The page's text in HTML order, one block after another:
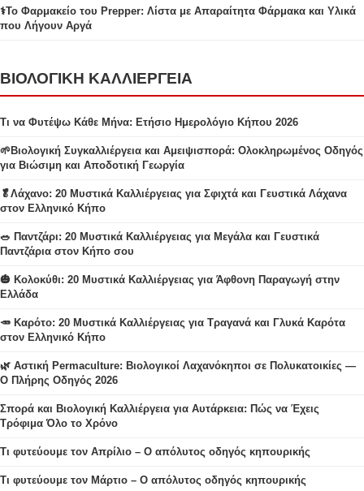
⚕️Το Φαρμακείο του Prepper: Λίστα με Απαραίτητα Φάρμακα και Υλικά
που Λήγουν Αργά
ΒΙΟΛΟΓΙΚΗ ΚΑΛΛΙΕΡΓΕΙΑ
Τι να Φυτέψω Κάθε Μήνα: Ετήσιο Ημερολόγιο Κήπου 2026
🌱Βιολογική Συγκαλλιέργεια και Αμειψισπορά: Ολοκληρωμένος Οδηγός
για Βιώσιμη και Αποδοτική Γεωργία
🥬Λάχανο: 20 Μυστικά Καλλιέργειας για Σφιχτά και Γευστικά Λάχανα
στον Ελληνικό Κήπο
🥗 Παντζάρι: 20 Μυστικά Καλλιέργειας για Μεγάλα και Γευστικά
Παντζάρια στον Κήπο σου
🎃 Κολοκύθι: 20 Μυστικά Καλλιέργειας για Άφθονη Παραγωγή στην
Ελλάδα
🥕 Καρότο: 20 Μυστικά Καλλιέργειας για Τραγανά και Γλυκά Καρότα
στον Ελληνικό Κήπο
🌿 Αστική Permaculture: Βιολογικοί Λαχανόκηποι σε Πολυκατοικίες —
Ο Πλήρης Οδηγός 2026
Σπορά και Βιολογική Καλλιέργεια για Αυτάρκεια: Πώς να Έχεις
Τρόφιμα Όλο το Χρόνο
Τι φυτεύουμε τον Απρίλιο – Ο απόλυτος οδηγός κηπουρικής
Τι φυτεύουμε τον Μάρτιο – Ο απόλυτος οδηγός κηπουρικής